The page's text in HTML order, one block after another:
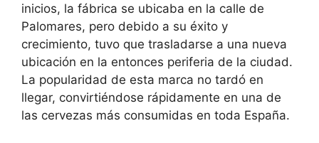
inicios, la fábrica se ubicaba en la calle de
Palomares, pero debido a su éxito y
crecimiento, tuvo que trasladarse a una nueva
ubicación en la entonces periferia de la ciudad.
La popularidad de esta marca no tardó en
llegar, convirtiéndose rápidamente en una de
las cervezas más consumidas en toda España.